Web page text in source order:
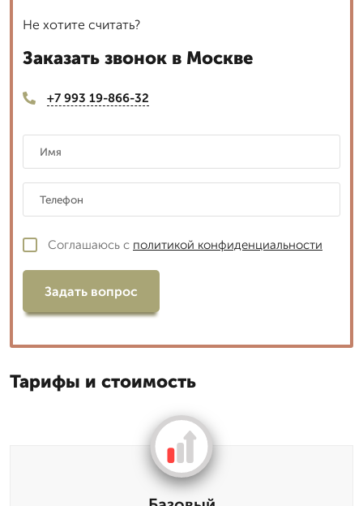
Не хотите считать?
Заказать звонок в Москве
+7 993 19-866-32
Соглашаюсь с политикой конфиденциальности
Задать вопрос
Тарифы и стоимость